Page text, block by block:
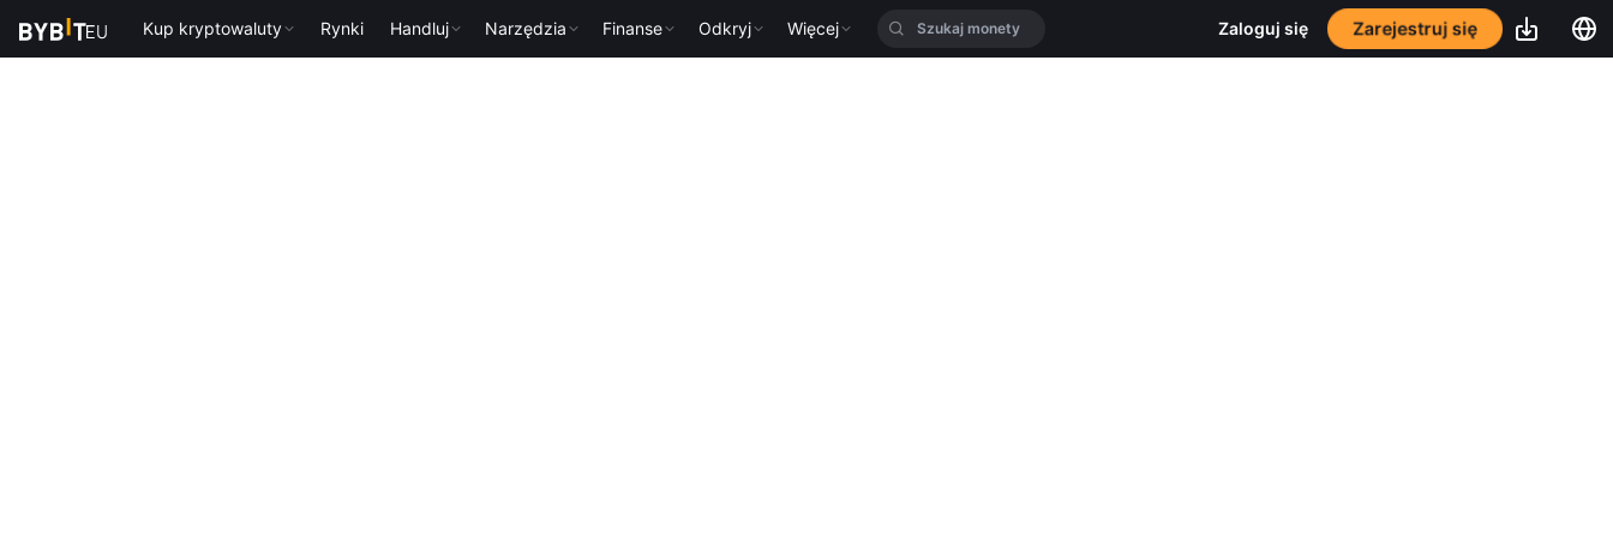
Kup kryptowaluty Rynki Handluj Narzędzia Finanse Odkryj Więcej Zaloguj się Zarejestruj się